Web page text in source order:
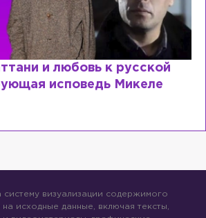
и любовь к русской
исповедь Микеле
визуализации содержимого
исходные данные, включая тексты,